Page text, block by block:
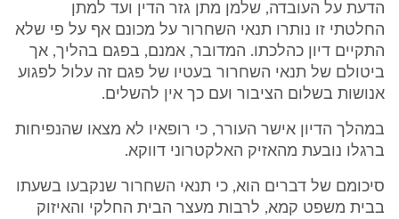
הדעת על העובדה, שלמן מתן גזר הדין ועד למתן
החלטתי זו נותרו תנאי השחרור על מכונם אף על פי שלא
התקיים דיון כהלכתו. המדובר, אמנם, בפגם בהליך, אך
ביטולם של תנאי השחרור בעטיו של פגם זה עלול לפגוע
אנושות בשלום הציבור ועם כך אין להשלים.
במהלך הדיון אישר העורר, כי רופאיו לא מצאו שהנפיחות
ברגלו נובעת מהאזיק האלקטרוני דווקא.
סיכומם של דברים הוא, כי תנאי השחרור שנקבעו בשעתו
בבית משפט קמא, לרבות מעצר הבית החלקי והאיזוק